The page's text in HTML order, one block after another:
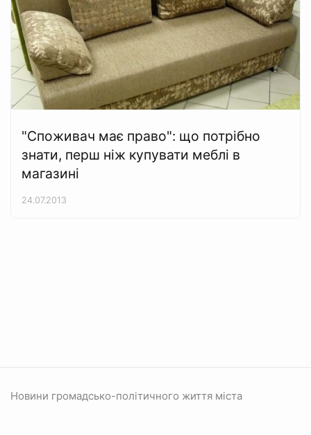
"Споживач має право": що потрібно
знати, перш ніж купувати меблі в
магазині
24.07.2013
Новини громадсько-політичного життя міста